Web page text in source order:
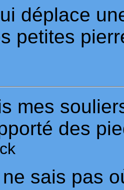
déplace
petites
mes
des
sais pas